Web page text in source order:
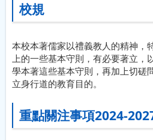
校規
本校本著儒家以禮義教人的精神，
上的一些基本守則，有必要著立，
學本著這些基本守則，再加上切磋
立身行道的教育目的。
重點關注事項2024-